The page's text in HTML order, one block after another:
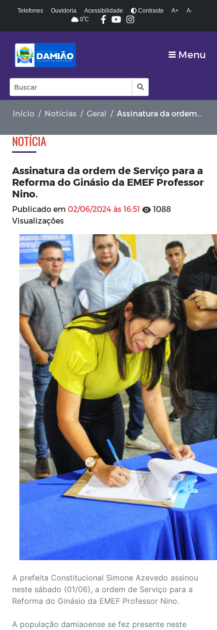
Telefones Ouvidoria Acessibilidade Contraste A+
A-
0ºC
Menu
Início Notícias Geral Assinatura da ordem de Serviço para a Reforma do Ginásio da EMEF Professor Nino.
NOTÍCIA
Assinatura da ordem de Serviço para a
Reforma do Ginásio da EMEF Professor
Nino.
Publicado em 02/06/2024 às 16:51
1088
Visualizações
A prefeita Constitucional Simone Azevedo assinou
neste sábado (01/06), a ordem de Serviço para a
Reforma do Ginásio da EMEF Professor Nino.
A população damiaoense se fez presente neste